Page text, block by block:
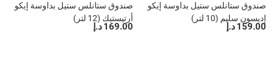
صندوق ستانلس ستيل بداوسة إيكو
إديسون سليم (10 لتر)
159.00 د.إ
صندوق ستانلس ستيل بداوسة إيكو
أرتيستيك (12 لتر)
169.00 د.إ